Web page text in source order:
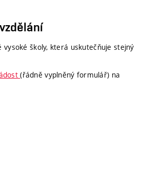
školy, která uskutečňuje stejný
(řádně vyplněný formulář) na